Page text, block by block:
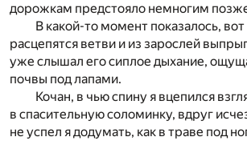
дорожкам предстояло немногим
В какой-то момент показалось, вот
расцепятся ветви и из зарослей
уже слышал его сиплое дыхание,
почвы под лапами.
Кочан, в чью спину я вцепился
в спасительную соломинку, вдруг
не успел я додумать, как в траве под